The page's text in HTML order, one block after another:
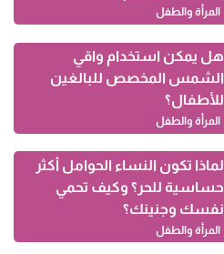
المرأة والطفل
هل يمكن استخدام واقي
الشمس المخصص للبالغين
للأطفال؟
المرأة والطفل
لماذا تكون النساء الحوامل أكثر
حساسية للحر؟ وكيف تحمي
نفسك وجنينك؟
المرأة والطفل